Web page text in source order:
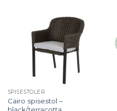
SPISESTOLER
Cairo spisestol –